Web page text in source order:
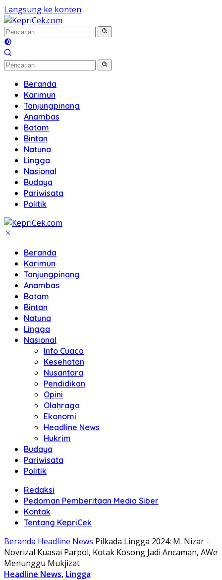
Langsung ke konten
Beranda
Karimun
Tanjungpinang
Anambas
Batam
Bintan
Natuna
Lingga
Nasional
Budaya
Pariwisata
Politik
Beranda
Karimun
Tanjungpinang
Anambas
Batam
Bintan
Natuna
Lingga
Nasional
Info Cuaca
Kesehatan
Nusantara
Pendidikan
Opini
Olahraga
Ekonomi
Headline News
Hukrim
Budaya
Pariwisata
Politik
Redaksi
Pedoman Pemberitaan Media Siber
Kontak
Tentang KepriCek
Beranda Headline News Pilkada Lingga 2024: M. Nizar -
Novrizal Kuasai Parpol, Kotak Kosong Jadi Ancaman, AWe
Menunggu Mukjizat
Headline News, Lingga